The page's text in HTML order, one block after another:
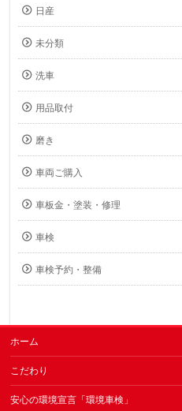
日産
未分類
洗車
用品取付
磨き
車両ご購入
車板金・塗装・修理
車検
車検予約・整備
ホーム
こだわり
安心の環境宣言「環境車検」